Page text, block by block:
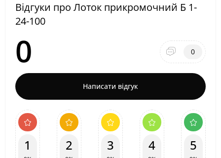
Відгуки про Лоток прикромочний Б 1-
24-100
0 0
Написати відгук
1 2 3 4 5